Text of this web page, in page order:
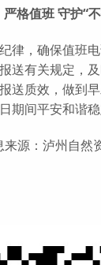
严格值班 守护“
，确保值班电
送有关规定，
送质效，做到
期间平安和谐稳
来源：泸州自然